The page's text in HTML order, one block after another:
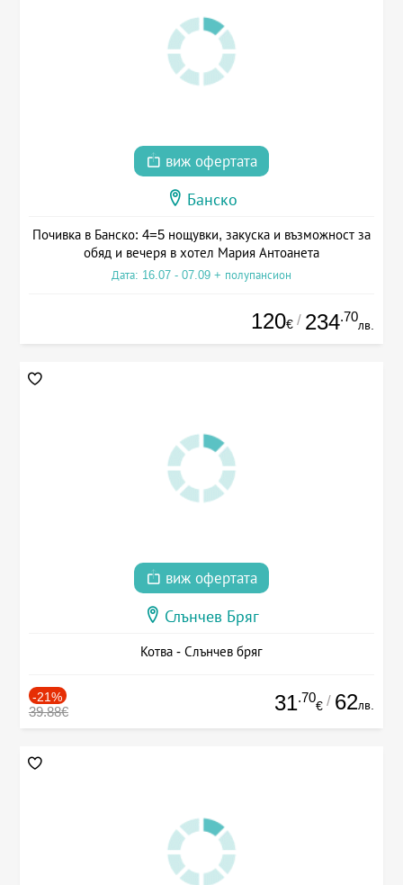
виж офертата
Банско
Почивка в Банско: 4=5 нощувки, закуска и възможност за
обяд и вечеря в хотел Мария Антоанета
Дата: 16.07 - 07.09 + полупансион
120€ / 234.70
лв.
виж офертата
Слънчев Бряг
Котва - Слънчев бряг
-21%
39.88€ 31.70
€ / 62лв.